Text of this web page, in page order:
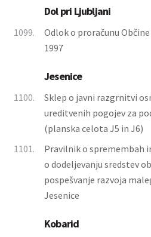
Dol pri Ljubljani
1099.
Odlok o proračunu
1997
Jesenice
1100.
Sklep o javni razgrnitvi
ureditvenih pogojev za
(planska celota J5 in J6)
1101.
Pravilnik o spremembah
o dodeljevanju sredstev
pospešvanje razvoja
Jesenice
Kobarid